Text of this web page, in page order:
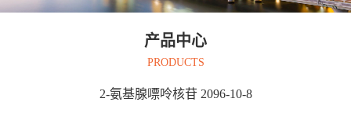
产品中心
PRODUCTS
2-氨基腺嘌呤核苷 2096-10-8